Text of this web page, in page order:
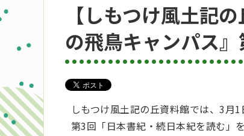
【しもつけ風土記
の飛鳥キャンパス
しもつけ風土記の丘資料館では、3月
第3回「日本書紀・続日本紀を読む」